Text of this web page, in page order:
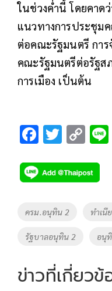
ในช่วงค่ำนี้ โดยคาด
แนวทางการประชุม
ต่อคณะรัฐมนตรี การ
คณะรัฐมนตรีต่อรัฐส
การเมือง เป็นต้น
F
e
b
o
k
T
tt
er
C
p
y
Li
Tags
ครม.อนุทิน 2 ทำเนี
รัฐบาลอนุทิน 2 อนุ
ข่าวที่เกี่ยวข้